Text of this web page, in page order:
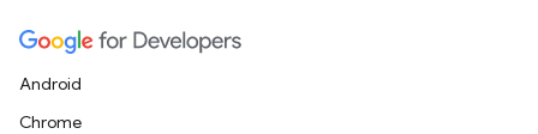
Android
Chrome